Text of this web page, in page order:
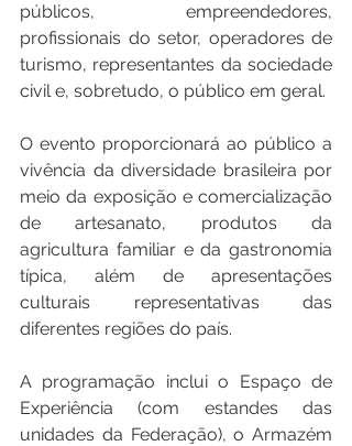
públicos, empreendedores,
profissionais do setor, operadores de
turismo, representantes da sociedade
civil e, sobretudo, o público em geral.
O evento proporcionará ao público a
vivência da diversidade brasileira por
meio da exposição e comercialização
de artesanato, produtos da
agricultura familiar e da gastronomia
típica, além de apresentações
culturais representativas das
diferentes regiões do país.
A programação inclui o Espaço de
Experiência (com estandes das
unidades da Federação), o Armazém